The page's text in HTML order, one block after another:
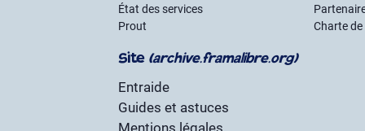
État des services
Prout
Charte
Site (archive.framalibre.org)
Entraide
Guides et astuces
Mentions légales